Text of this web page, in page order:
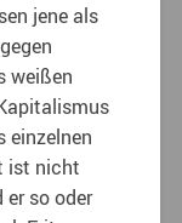
jene als
weißen
einzelnen
ist nicht
so oder